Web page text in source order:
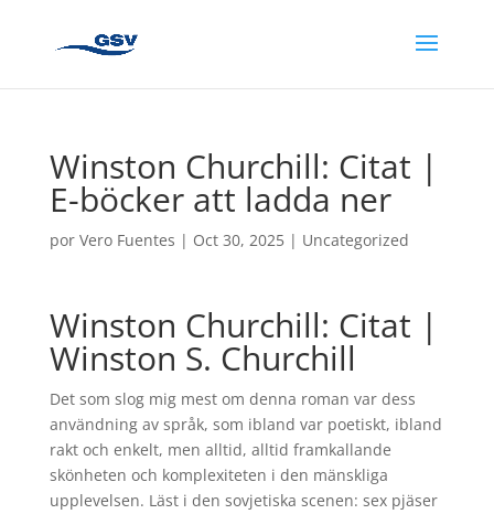
Winston Churchill: Citat |
E-böcker att ladda ner
por Vero Fuentes | Oct 30, 2025| Uncategorized
Winston Churchill: Citat |
Winston S. Churchill
Det som slog mig mest om denna roman var dess
användning av språk, som ibland var poetiskt, ibland
rakt och enkelt, men alltid, alltid framkallande
skönheten och komplexiteten i den mänskliga
upplevelsen. Läst i den sovjetiska scenen: sex pjäser